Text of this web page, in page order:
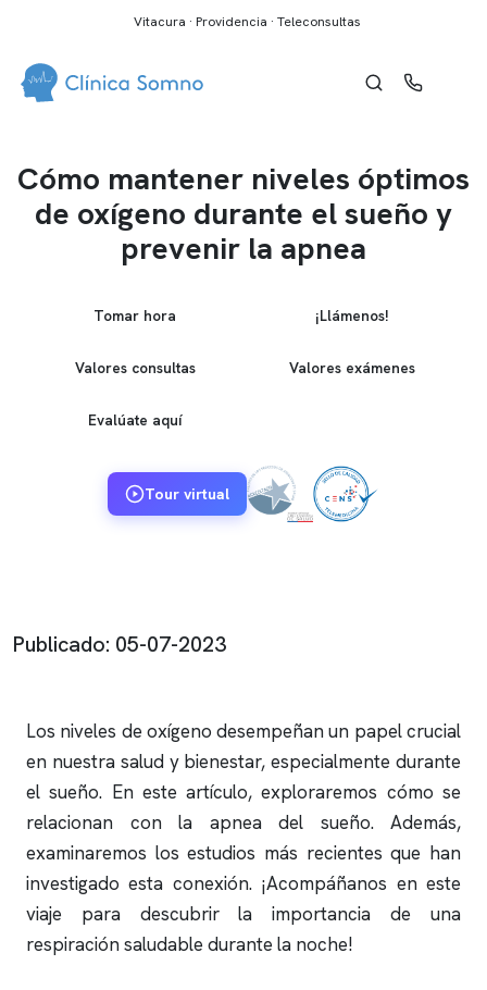
Vitacura · Providencia · Teleconsultas
Cómo mantener niveles óptimos
de oxígeno durante el sueño y
prevenir la apnea
Tomar hora ¡Llámenos!
Valores consultas Valores exámenes
Evalúate aquí
Tour virtual
Publicado: 05-07-2023
Los niveles de oxígeno desempeñan un papel crucial
en nuestra salud y bienestar, especialmente durante
el sueño. En este artículo, exploraremos cómo se
relacionan con la apnea del sueño. Además,
examinaremos los estudios más recientes que han
investigado esta conexión. ¡Acompáñanos en este
viaje para descubrir la importancia de una
respiración saludable durante la noche!